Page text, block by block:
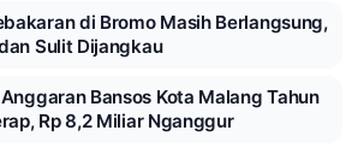
di Bromo Masih Berlangsung,
Sulit Dijangkau
Bansos Kota Malang Tahun
Rp 8,2 Miliar Nganggur